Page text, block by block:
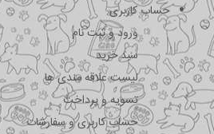
حساب کاربری
ورود و ثبت نام
سبد خرید
لیست علاقه مندی ها
تسویه و پرداخت
حساب کاربری و سفارشات